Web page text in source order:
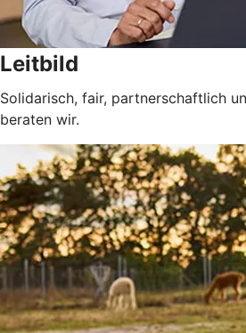
Leitbild
Solidarisch, fair, partnerschaftlich
beraten wir.